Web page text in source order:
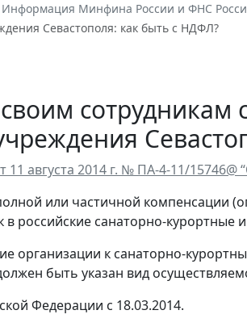
Информация Минфина России и ФНС
Севастополя: как быть с НДФЛ?
сотрудникам
августа 2014 г. № ПА-4-11/15746@
или частичной компенсации
российские санаторно-курортные
к санаторно-
быть указан вид
Федерации с 18.03.2014.